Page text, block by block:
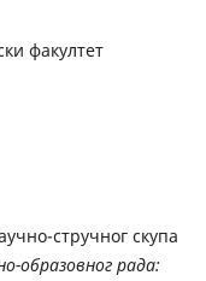
факултет
стручног скупа
образовног рада: